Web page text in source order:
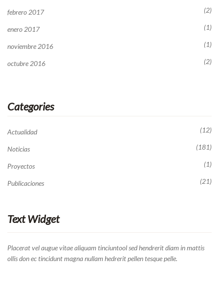
febrero 2017 (2)
enero 2017 (1)
noviembre 2016 (1)
octubre 2016 (2)
Categories
Actualidad (12)
Noticias (181)
Proyectos (1)
Publicaciones (21)
Text Widget
Placerat vel augue vitae aliquam tinciuntool sed hendrerit diam in mattis
ollis don ec tincidunt magna nullam hedrerit pellen tesque pelle.